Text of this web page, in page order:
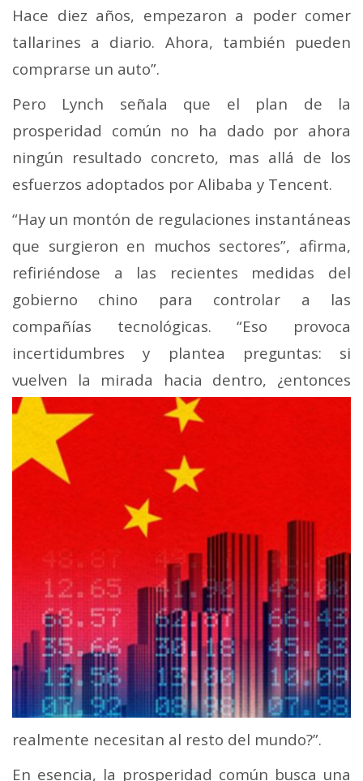
Hace diez años, empezaron a poder comer
tallarines a diario. Ahora, también pueden
comprarse un auto”.
Pero Lynch señala que el plan de la
prosperidad común no ha dado por ahora
ningún resultado concreto, mas allá de los
esfuerzos adoptados por Alibaba y Tencent.
“Hay un montón de regulaciones instantáneas
que surgieron en muchos sectores”, afirma,
refiriéndose a las recientes medidas del
gobierno chino para controlar a las
compañías tecnológicas. “Eso provoca
incertidumbres y plantea preguntas: si
vuelven la mirada hacia dentro, ¿entonces
realmente necesitan al resto del mundo?”.
En esencia, la prosperidad común busca una